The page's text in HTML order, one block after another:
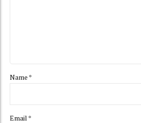
Name *
Email *